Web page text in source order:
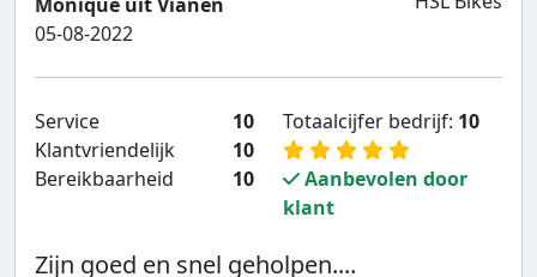
05-08-2022
Service
10
Klantvriendelijk
10
Bereikbaarheid
10
Totaalcijfer bedrijf: 10
Aanbevolen door
klant
Zijn goed en snel geholpen....